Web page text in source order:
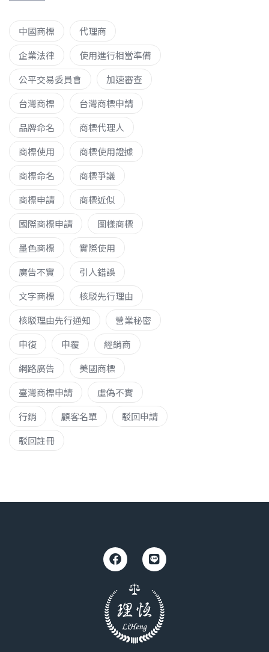
中國商標
代理商
企業法律
使用進行相當準備
公平交易委員會
加速審查
台灣商標
台灣商標申請
品牌命名
商標代理人
商標使用
商標使用證據
商標命名
商標爭議
商標申請
商標近似
國際商標申請
圖樣商標
墨色商標
實際使用
廣告不實
引人錯誤
文字商標
核駁先行理由
核駁理由先行通知
營業秘密
申復
申覆
經銷商
網路廣告
美國商標
臺灣商標申請
虛偽不實
行銷
顧客名單
駁回申請
駁回註冊